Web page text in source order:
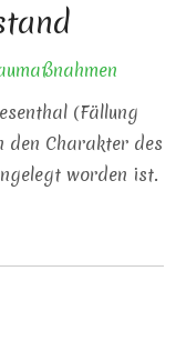
(Fällung
den Charakter des
worden ist.